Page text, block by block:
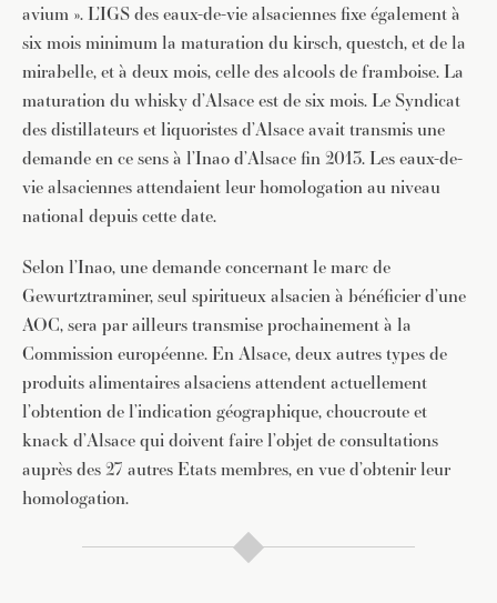
avium ». L’IGS des eaux-de-vie alsaciennes fixe également à
six mois minimum la maturation du kirsch, questch, et de la
mirabelle, et à deux mois, celle des alcools de framboise. La
maturation du whisky d’Alsace est de six mois. Le Syndicat
des distillateurs et liquoristes d’Alsace avait transmis une
demande en ce sens à l’Inao d’Alsace fin 2013. Les eaux-de-
vie alsaciennes attendaient leur homologation au niveau
national depuis cette date.
Selon l’Inao, une demande concernant le marc de
Gewurtztraminer, seul spiritueux alsacien à bénéficier d’une
AOC, sera par ailleurs transmise prochainement à la
Commission européenne. En Alsace, deux autres types de
produits alimentaires alsaciens attendent actuellement
l’obtention de l’indication géographique, choucroute et
knack d’Alsace qui doivent faire l’objet de consultations
auprès des 27 autres Etats membres, en vue d’obtenir leur
homologation.